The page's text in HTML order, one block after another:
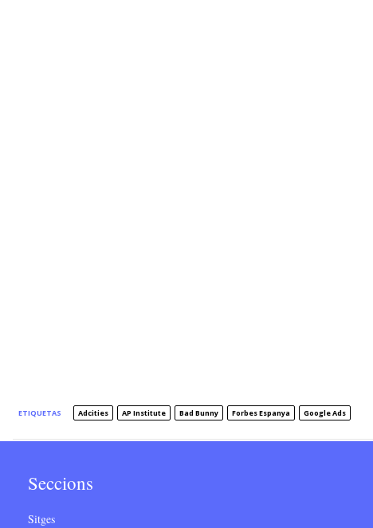
ETIQUETAS Adcities AP Institute Bad Bunny Forbes Espanya Google Ads
Seccions
Sitges